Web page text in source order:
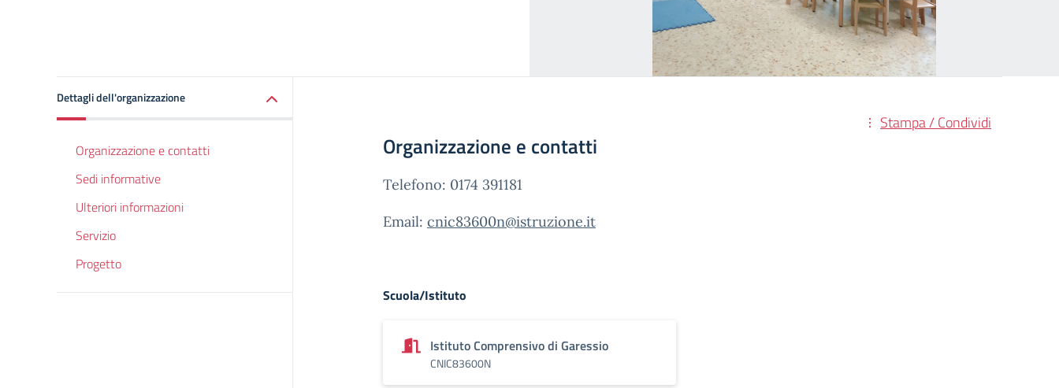
Dettagli dell'organizzazione
Organizzazione e contatti
Sedi informative
Ulteriori informazioni
Servizio
Progetto
Stampa / Condividi
Organizzazione e contatti
Telefono: 0174 391181
Email: cnic83600n@istruzione.it
Scuola/Istituto
Istituto Comprensivo di Garessio
CNIC83600N